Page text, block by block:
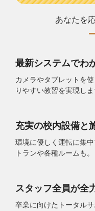
あなたを
最新システムでわ
カメラやタブレットを
りやすい教習を実現しま
充実の校内設備と
環境に優しく運転に集
トランや各種ルームも。
スタッフ全員が全
卒業に向けたトータル